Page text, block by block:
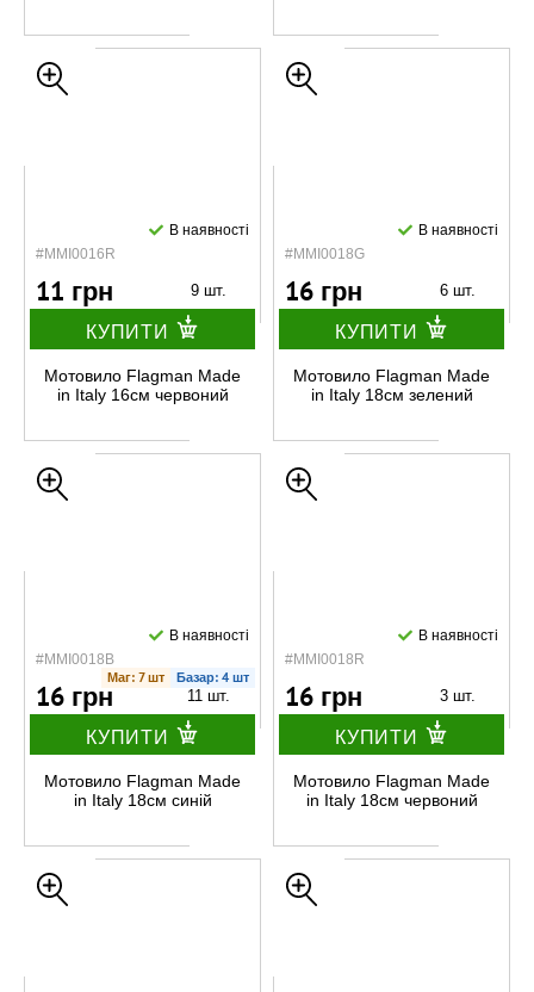
#MMI0016R
В наявності
11 грн 9 шт.
КУПИТИ
Мотовило Flagman Made
in Italy 16см червоний
#MMI0018G
В наявності
16 грн 6 шт.
КУПИТИ
Мотовило Flagman Made
in Italy 18см зелений
#MMI0018B
В наявності
Маг: 7 шт Базар: 4 шт
16 грн 11 шт.
КУПИТИ
Мотовило Flagman Made
in Italy 18см синій
#MMI0018R
В наявності
16 грн 3 шт.
КУПИТИ
Мотовило Flagman Made
in Italy 18см червоний